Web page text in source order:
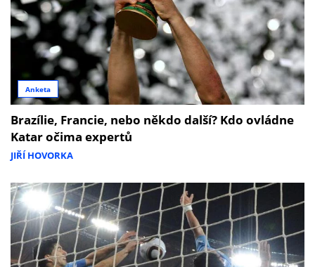
Anketa
Brazílie, Francie, nebo někdo další? Kdo ovládne
Katar očima expertů
JIŘÍ HOVORKA